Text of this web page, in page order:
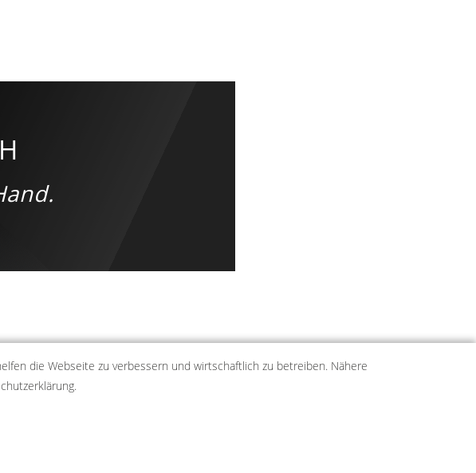
Hand.
die Webseite zu verbessern und wirtschaftlich zu betreiben. Nähere